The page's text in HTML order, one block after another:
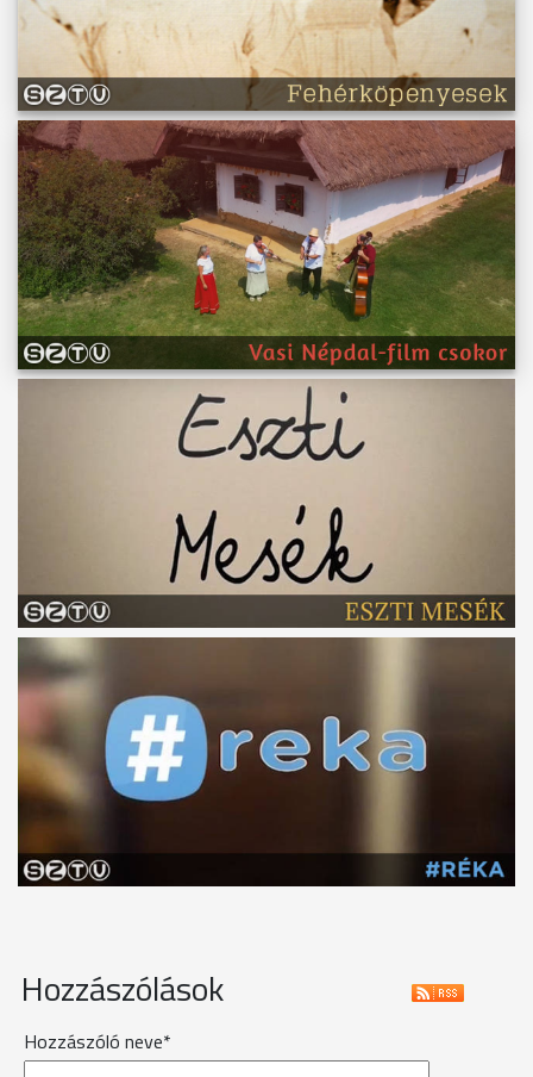
Hozzászólások
Hozzászóló neve*